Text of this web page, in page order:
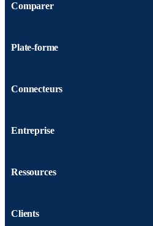
Comparer
Plate-forme
Connecteurs
Entreprise
Ressources
Clients